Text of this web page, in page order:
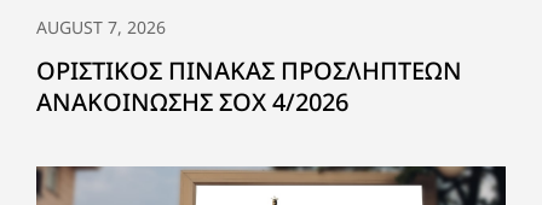
AUGUST 7, 2026
ΟΡΙΣΤΙΚΟΣ ΠΙΝΑΚΑΣ ΠΡΟΣΛΗΠΤΕΩΝ
ΑΝΑΚΟΙΝΩΣΗΣ ΣΟΧ 4/2026